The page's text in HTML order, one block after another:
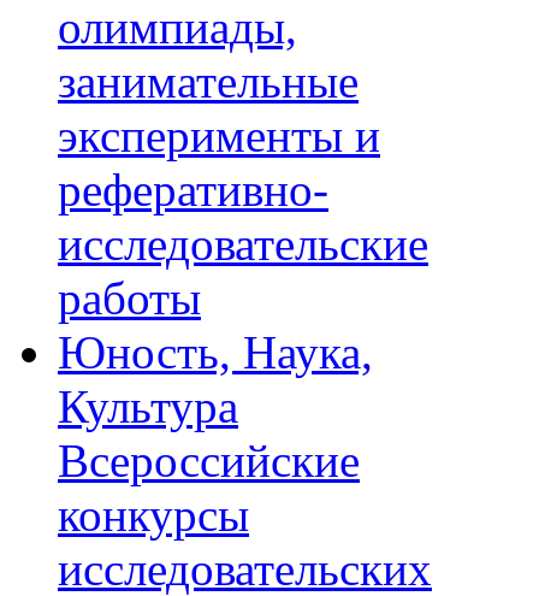
олимпиады,
занимательные
эксперименты и
реферативно-
исследовательские
работы
Юность, Наука,
Культура
Всероссийские
конкурсы
исследовательских